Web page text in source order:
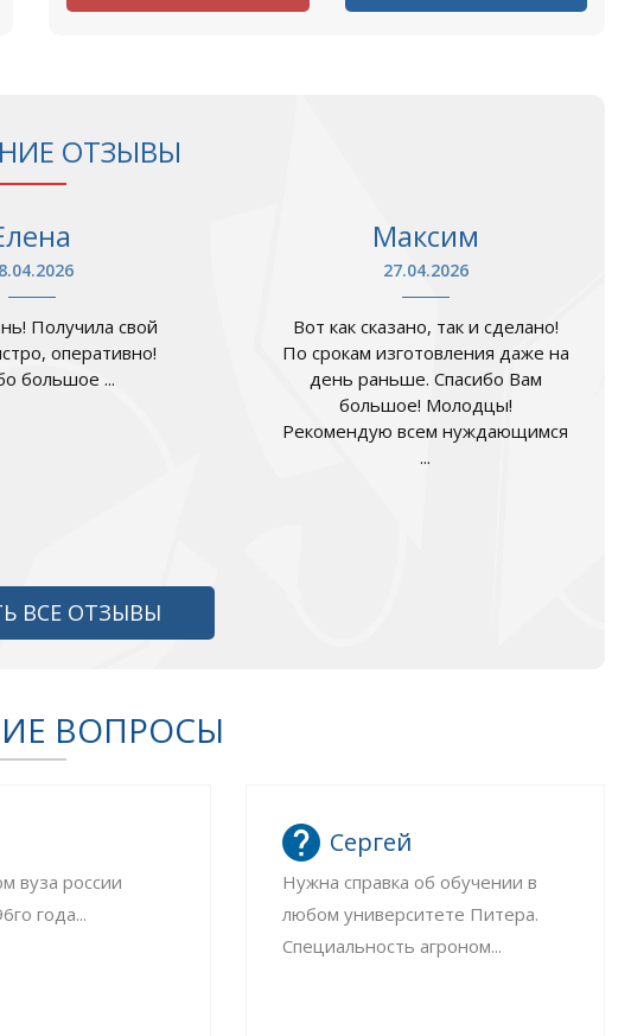
ОТЗЫВЫ
Получила свой
оперативно!
большое ...
Максим
27.04.2026
Вот как сказано, так и сделано!
По срокам изготовления даже на
день раньше. Спасибо Вам
большое! Молодцы!
Рекомендую всем нуждающимся
...
ВСЕ ОТЗЫВЫ
ВОПРОСЫ
вуза россии
года...
Сергей
Нужна справка об обучении в
любом университете Питера.
Специальность агроном...